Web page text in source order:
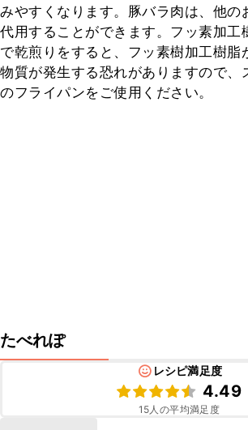
みやすくなります。豚バラ肉は、他の
代用することができます。フッ素加工
で乾煎りをすると、フッ素樹加工樹脂
物質が発生する恐れがありますので、
のフライパンをご使用ください。
たべれぽ
レシピ満足度
4.49
15人の平均満足度